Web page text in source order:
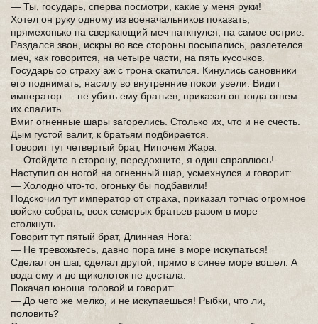
— Ты, государь, сперва посмотри, какие у меня руки!
Хотел он руку одному из военачальников показать,
прямехонько на сверкающий меч наткнулся, на самое острие.
Раздался звон, искры во все стороны посыпались, разлетелся
меч, как говорится, на четыре части, на пять кусочков.
Государь со страху аж с трона скатился. Кинулись сановники
его поднимать, насилу во внутренние покои увели. Видит
император — не убить ему братьев, приказал он тогда огнем
их спалить.
Вмиг огненные шары загорелись. Столько их, что и не счесть.
Дым густой валит, к братьям подбирается.
Говорит тут четвертый брат, Нипочем Жара:
— Отойдите в сторону, передохните, я один справлюсь!
Наступил он ногой на огненный шар, усмехнулся и говорит:
— Холодно что-то, огоньку бы подбавили!
Подскочил тут император от страха, приказал тотчас огромное
войско собрать, всех семерых братьев разом в море
столкнуть.
Говорит тут пятый брат, Длинная Нога:
— Не тревожьтесь, давно пора мне в море искупаться!
Сделал он шаг, сделал другой, прямо в синее море вошел. А
вода ему и до щиколоток не достала.
Покачал юноша головой и говорит:
— До чего же мелко, и не искупаешься! Рыбки, что ли,
половить?